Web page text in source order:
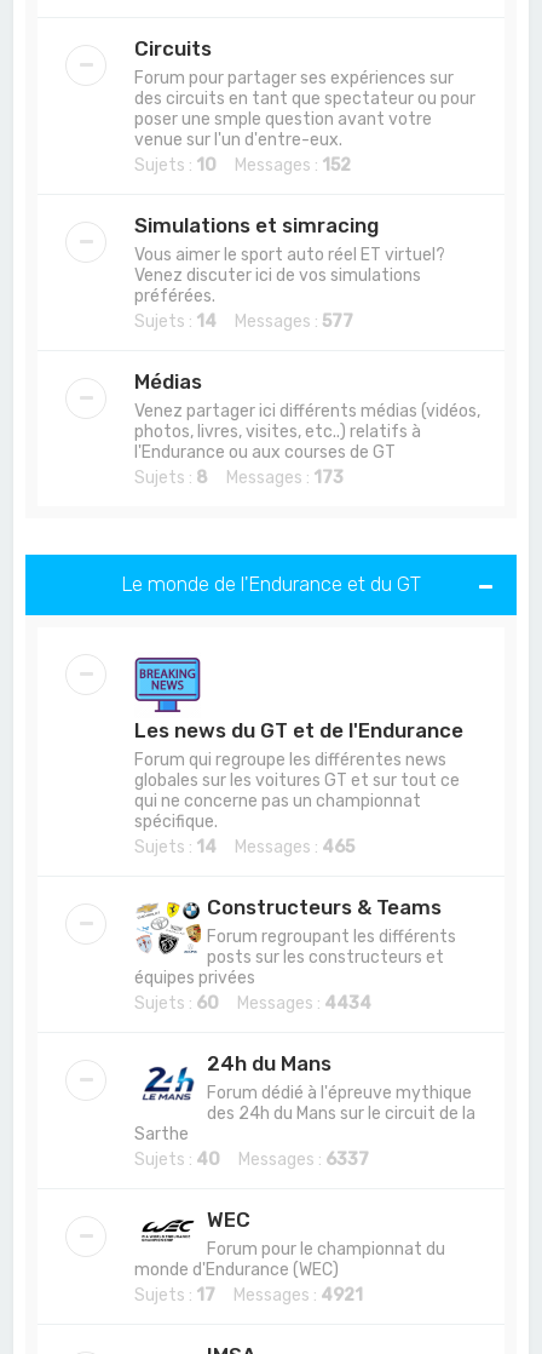
Circuits
Forum pour partager ses expériences sur
des circuits en tant que spectateur ou pour
poser une smple question avant votre
venue sur l'un d'entre-eux.
Sujets : 10 Messages : 152
Simulations et simracing
Vous aimer le sport auto réel ET virtuel?
Venez discuter ici de vos simulations
préférées.
Sujets : 14 Messages : 577
Médias
Venez partager ici différents médias (vidéos,
photos, livres, visites, etc..) relatifs à
l'Endurance ou aux courses de GT
Sujets : 8 Messages : 173
Le monde de l'Endurance et du GT
Les news du GT et de l'Endurance
Forum qui regroupe les différentes news
globales sur les voitures GT et sur tout ce
qui ne concerne pas un championnat
spécifique.
Sujets : 14 Messages : 465
Constructeurs & Teams
Forum regroupant les différents
posts sur les constructeurs et
équipes privées
Sujets : 60 Messages : 4434
24h du Mans
Forum dédié à l'épreuve mythique
des 24h du Mans sur le circuit de la
Sarthe
Sujets : 40 Messages : 6337
WEC
Forum pour le championnat du
monde d'Endurance (WEC)
Sujets : 17 Messages : 4921